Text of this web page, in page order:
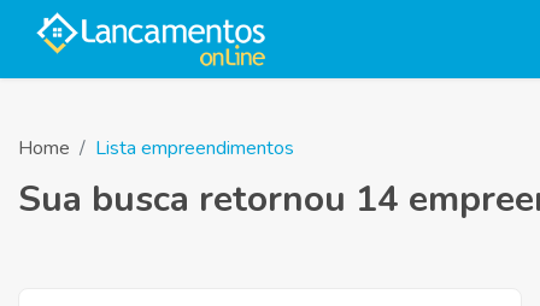
Home Lista empreendimentos
Sua busca retornou 14